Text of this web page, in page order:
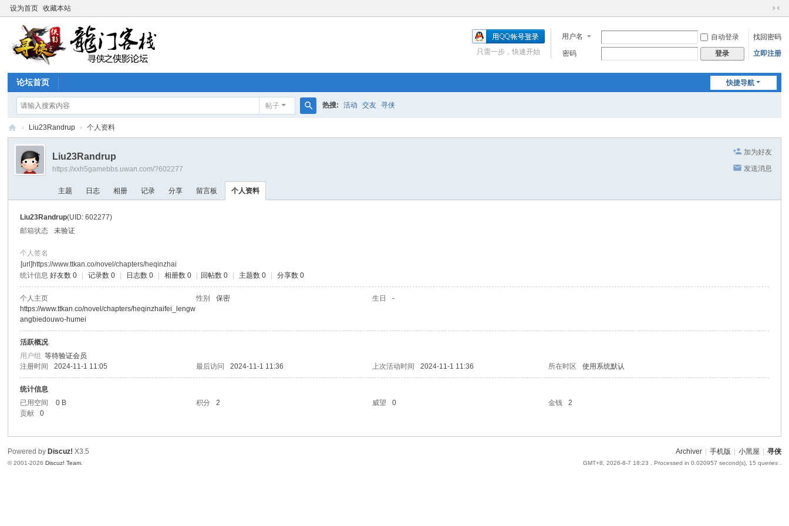
设为首页 收藏本站
切
到
窄
用户名 自动登录
找回密码
密码
登录 立即注册
只需一步，快速开始
快捷导航
论坛首页
帖子
索
热搜: 活动 交友 寻侠
寻
论
› Liu23Randrup › 个人资料
加为好友
发送消息
Liu23Randrup
https://xxh5gamebbs.uwan.com/?602277
主题 日志 相册 记录 分享 留言板 个人资料
Liu23Randrup(UID: 602277)
邮箱状态
未验证
个人签名
[url]https://www.ttkan.co/novel/chapters/heqinzhai
统计信息 好友数 0 记录数 0 日志数 0 相册数 0 回帖数 0 主题数 0 分享数 0
个人主页
https://www.ttkan.co/novel/chapters/heqinzhaifei_lengw
angbiedouwo-humei
性别 保密 生日 -
活跃概况
用户组等待验证会员
注册时间
2024-11-1 11:05 最后访问 2024-11-1 11:36 上次活动时间 2024-11-1 11:36 所在时区 使用系统默认
统计信息
已用空间
0 B 积分 2 威望 0 金钱
2
贡献
0
Archiver 手机版 小黑屋 寻侠
GMT+8, 2026-8-7 18:23 , Processed in 0.020957 second(s), 15 queries .
Powered by Discuz! X3.5
© 2001-2026Discuz! Team